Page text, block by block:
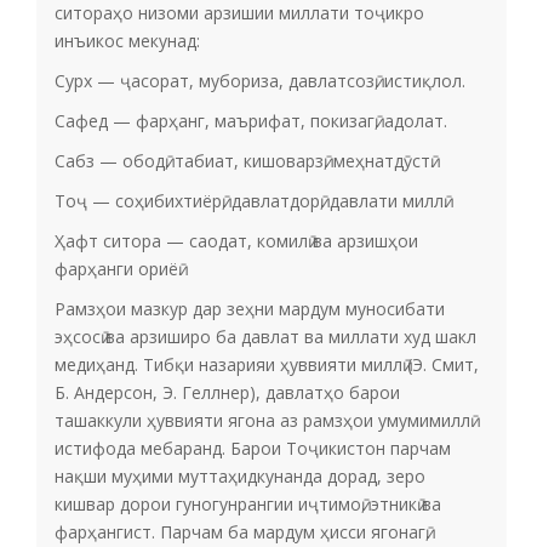
ситораҳо низоми арзишии миллати тоҷикро
инъикос мекунад:
Сурх — ҷасорат, мубориза, давлатсозӣ, истиқлол.
Сафед — фарҳанг, маърифат, покизагӣ, адолат.
Сабз — ободӣ, табиат, кишоварзӣ, меҳнатдӯстӣ.
Тоҷ — соҳибихтиёрӣ, давлатдорӣ, давлати миллӣ.
Ҳафт ситора — саодат, комилӣ ва арзишҳои
фарҳанги ориёӣ.
Рамзҳои мазкур дар зеҳни мардум муносибати
эҳсосӣ ва арзиширо ба давлат ва миллати худ шакл
медиҳанд. Тибқи назарияи ҳуввияти миллӣ (Э. Смит,
Б. Андерсон, Э. Геллнер), давлатҳо барои
ташаккули ҳуввияти ягона аз рамзҳои умумимиллӣ
истифода мебаранд. Барои Тоҷикистон парчам
нақши муҳими муттаҳидкунанда дорад, зеро
кишвар дорои гуногунрангии иҷтимоӣ, этникӣ ва
фарҳангист. Парчам ба мардум ҳисси ягонагӣ,